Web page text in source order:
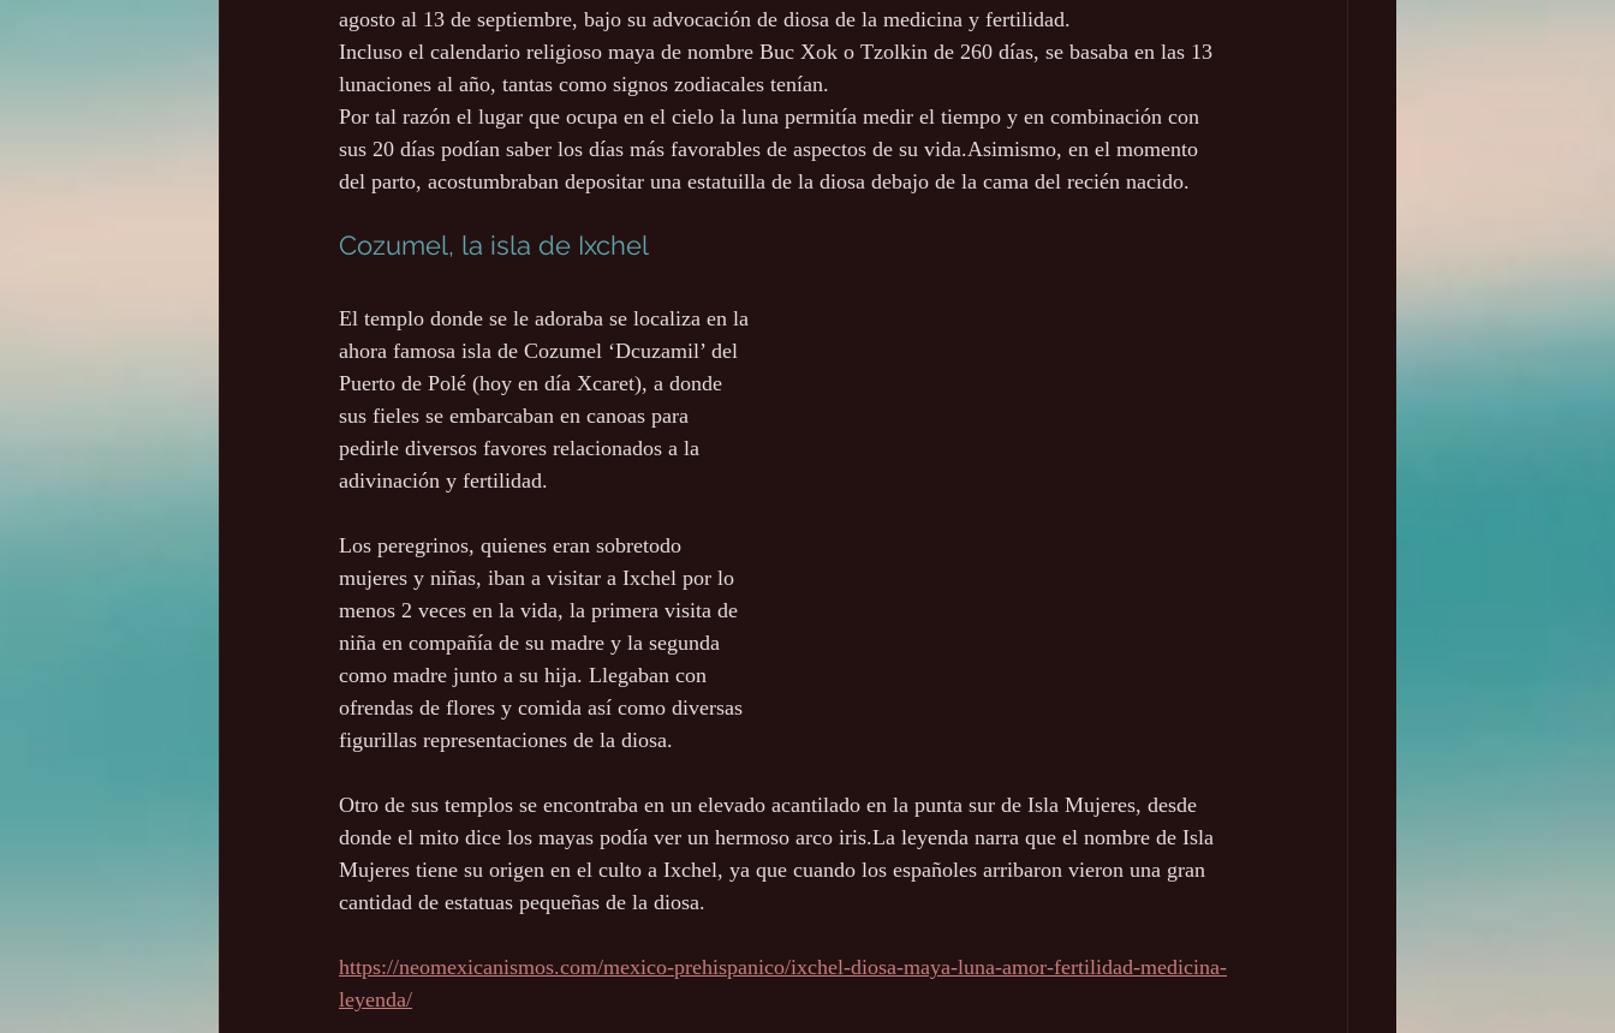
agosto al 13 de septiembre, bajo su advocación de diosa de la medicina y fertilidad.
Incluso el calendario religioso maya de nombre Buc Xok o Tzolkin de 260 días, se basaba en las 13
lunaciones al año, tantas como signos zodiacales tenían.
Por tal razón el lugar que ocupa en el cielo la luna permitía medir el tiempo y en combinación con
sus 20 días podían saber los días más favorables de aspectos de su vida.Asimismo, en el momento
del parto, acostumbraban depositar una estatuilla de la diosa debajo de la cama del recién nacido.
Cozumel, la isla de Ixchel
El templo donde se le adoraba se localiza en la
ahora famosa isla de Cozumel ‘Dcuzamil’ del
Puerto de Polé (hoy en día Xcaret), a donde
sus fieles se embarcaban en canoas para
pedirle diversos favores relacionados a la
adivinación y fertilidad.
Los peregrinos, quienes eran sobretodo
mujeres y niñas, iban a visitar a Ixchel por lo
menos 2 veces en la vida, la primera visita de
niña en compañía de su madre y la segunda
como madre junto a su hija. Llegaban con
ofrendas de flores y comida así como diversas
figurillas representaciones de la diosa.
Otro de sus templos se encontraba en un elevado acantilado en la punta sur de Isla Mujeres, desde
donde el mito dice los mayas podía ver un hermoso arco iris.La leyenda narra que el nombre de Isla
Mujeres tiene su origen en el culto a Ixchel, ya que cuando los españoles arribaron vieron una gran
cantidad de estatuas pequeñas de la diosa.
https://neomexicanismos.com/mexico-prehispanico/ixchel-diosa-maya-luna-amor-fertilidad-medicina-
leyenda/